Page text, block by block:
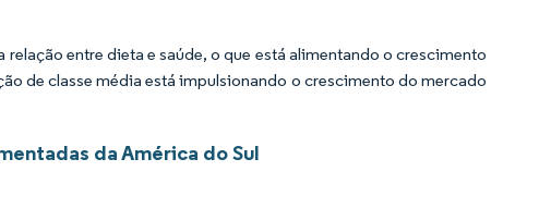
entre dieta e saúde, o que está alimentando o crescimento
de classe média está impulsionando o crescimento do mercado
da América do Sul